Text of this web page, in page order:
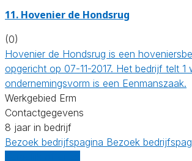
11. Hovenier de Hondsrug
(0)
Hovenier de Hondsrug is een
opgericht op 07-11-2017. Het bedrijf telt 1
ondernemingsvorm is een Eenmanszaak.
Werkgebied Erm
Contactgegevens
8 jaar in bedrijf
Bezoek bedrijfspagina Bezoek